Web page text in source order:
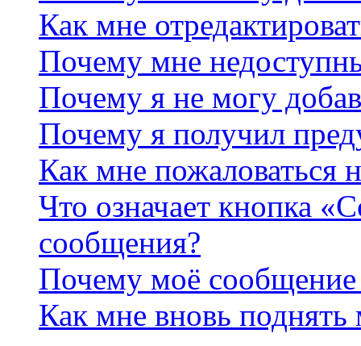
Как мне
Почему мне
Почему я не могу
Почему я получил
Как мне пожаловаться
Что означает кнопка
сообщения?
Почему моё сообщение
Как мне вновь